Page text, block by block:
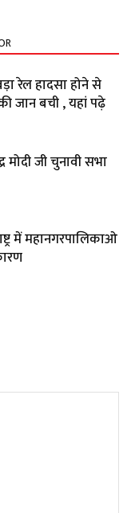
रेल हादसा होने से
जान बची , यहां पढ़े
मोदी जी चुनावी सभा
में महानगरपालिकाओ